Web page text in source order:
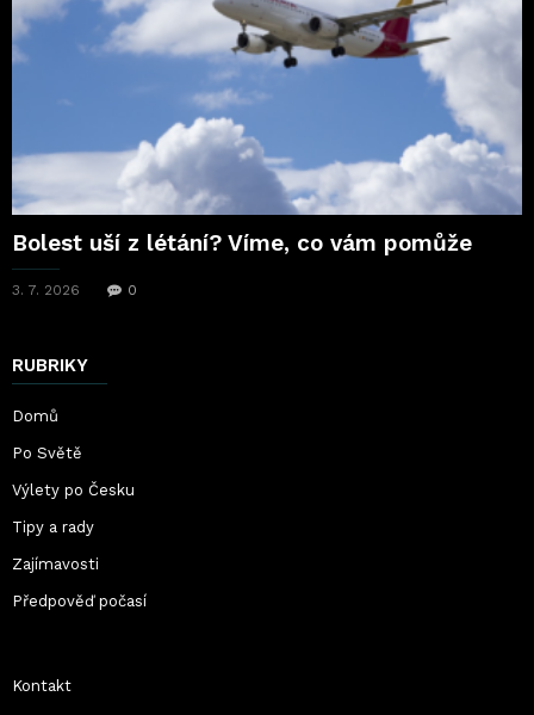
Bolest uší z létání? Víme, co vám pomůže
3. 7. 2026 0
RUBRIKY
Domů
Po Světě
Výlety po Česku
Tipy a rady
Zajímavosti
Předpověď počasí
Kontakt